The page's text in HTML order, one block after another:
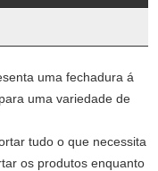
uma fechadura á
uma variedade de
tudo o que necessita
os produtos enquanto